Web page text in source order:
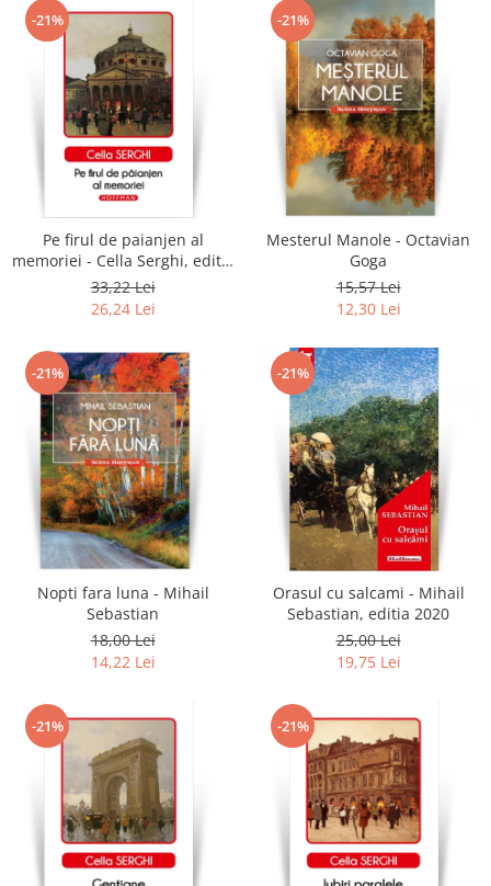
-21%
Pe firul de paianjen al
memoriei - Cella Serghi, editia
2020
33,22 Lei
26,24 Lei
-21%
Mesterul Manole - Octavian
Goga
15,57 Lei
12,30 Lei
-21%
Nopti fara luna - Mihail
Sebastian
18,00 Lei
14,22 Lei
-21%
Orasul cu salcami - Mihail
Sebastian, editia 2020
25,00 Lei
19,75 Lei
-21% -21%